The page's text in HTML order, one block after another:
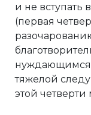
и не вступать
(первая
нуждающимся.
тяжелой
этой